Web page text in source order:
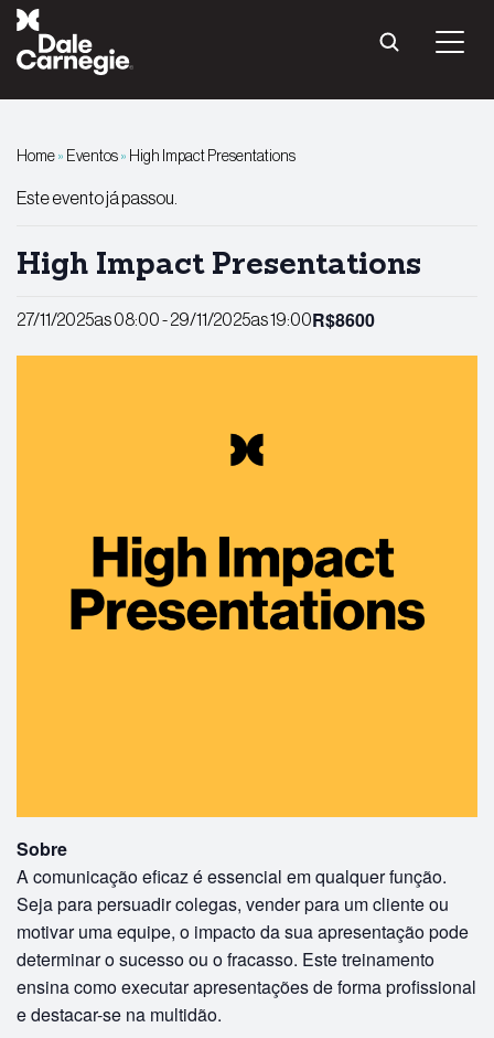
Pular
conteúdo
Home» Eventos» High Impact Presentations
Este evento já passou.
High Impact Presentations
27/11/2025as 08:00-29/11/2025as 19:00R$8600
Sobre
A comunicação eficaz é essencial em qualquer função.
Seja para persuadir colegas, vender para um cliente ou
motivar uma equipe, o impacto da sua apresentação pode
determinar o sucesso ou o fracasso. Este treinamento
ensina como executar apresentações de forma profissional
e destacar-se na multidão.